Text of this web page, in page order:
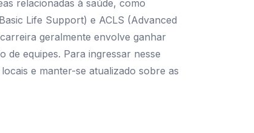
relacionadas à saúde, como
Life Support) e ACLS (Advanced
geralmente envolve ganhar
equipes. Para ingressar nesse
e manter-se atualizado sobre as